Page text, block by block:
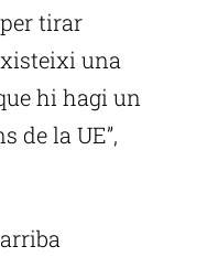
tirar
una
hi hagi un
de la UE”,